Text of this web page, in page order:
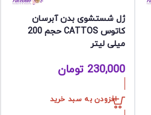
ژل شستشوی بدن آبرسان
کاتوس CATTOS حجم 200
میلی لیتر
230,000 تومان
افزودن به سبد خرید